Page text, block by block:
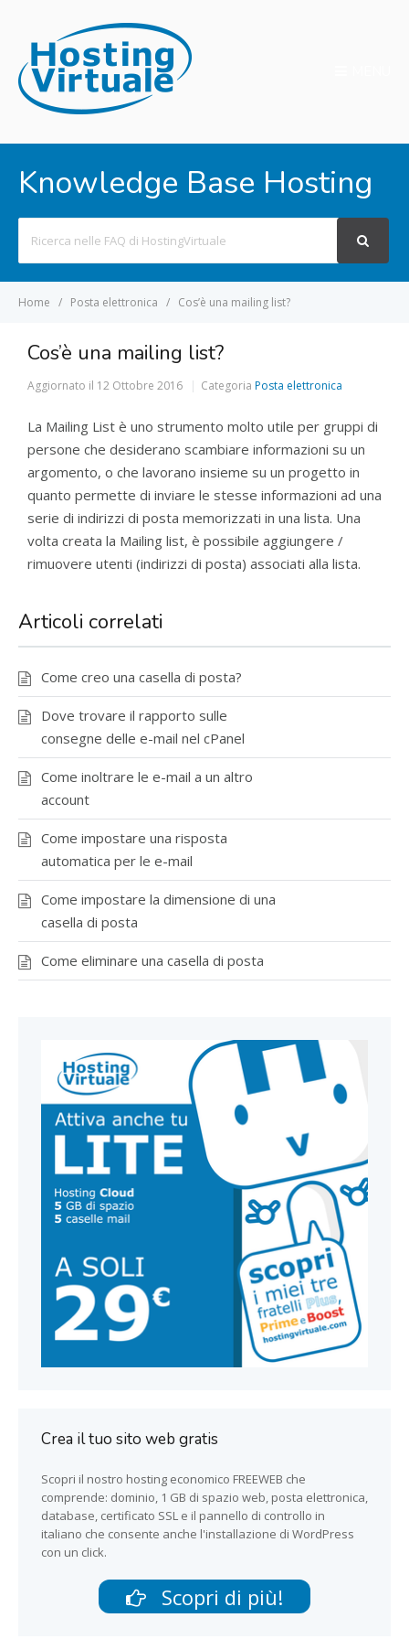
Knowledge Base Hosting
For
Home Posta elettronica Cos’è una mailing list?
Cos’è una mailing list?
Aggiornato il 12 Ottobre 2016 Categoria Posta elettronica
La Mailing List è uno strumento molto utile per gruppi di
persone che desiderano scambiare informazioni su un
argomento, o che lavorano insieme su un progetto in
quanto permette di inviare le stesse informazioni ad una
serie di indirizzi di posta memorizzati in una lista. Una
volta creata la Mailing list, è possibile aggiungere /
rimuovere utenti (indirizzi di posta) associati alla lista.
Articoli correlati
Come creo una casella di posta?
Dove trovare il rapporto sulle
consegne delle e-mail nel cPanel
Come inoltrare le e-mail a un altro
account
Come impostare una risposta
automatica per le e-mail
Come impostare la dimensione di una
casella di posta
Come eliminare una casella di posta
Crea il tuo sito web gratis
Scopri il nostro hosting economico FREEWEB che
comprende: dominio, 1 GB di spazio web, posta elettronica,
database, certificato SSL e il pannello di controllo in
italiano che consente anche l'installazione di WordPress
con un click.
Scopri di più!